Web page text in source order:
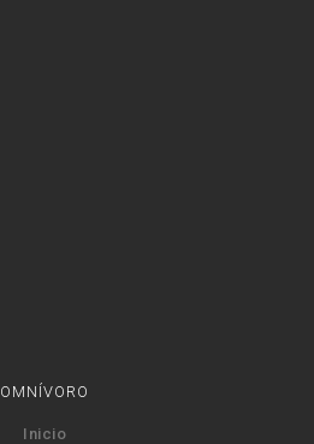
OMNÍVORO
Inicio